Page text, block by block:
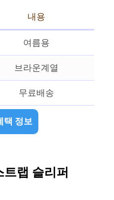
내용
여름용
브라운계열
무료배송
택 정보
랩 슬리퍼